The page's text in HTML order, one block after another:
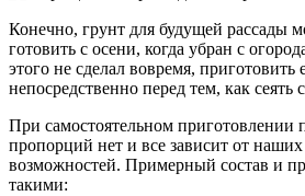
Конечно, грунт для будущей рассады
готовить с осени, когда убран с
этого не сделал вовремя, приготовить
непосредственно перед тем, как сеять
При самостоятельном приготовлении
пропорций нет и все зависит от
возможностей. Примерный состав и
такими: